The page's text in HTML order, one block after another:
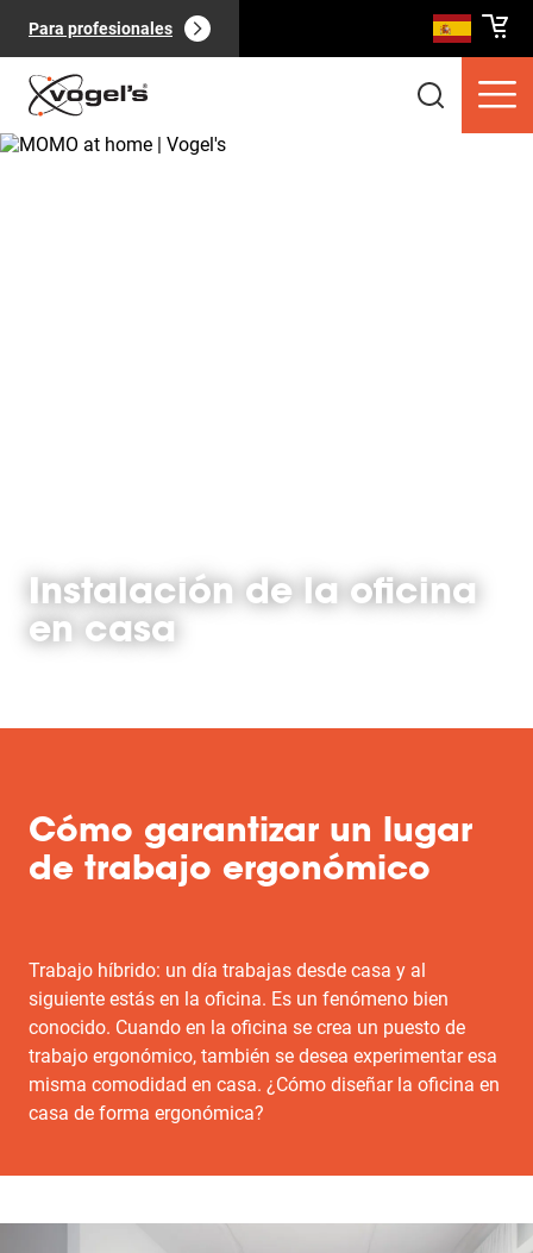
Para profesionales
Instalación de la oficina
en casa
Cómo garantizar un lugar
de trabajo ergonómico
Trabajo híbrido: un día trabajas desde casa y al
siguiente estás en la oficina. Es un fenómeno bien
conocido. Cuando en la oficina se crea un puesto de
trabajo ergonómico, también se desea experimentar esa
misma comodidad en casa. ¿Cómo diseñar la oficina en
casa de forma ergonómica?